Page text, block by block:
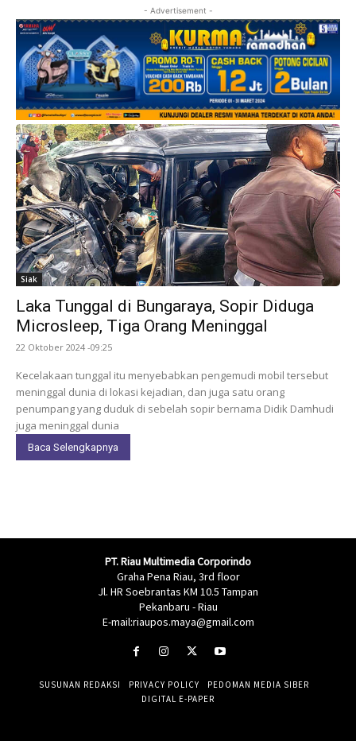
- Advertisement -
Siak
Laka Tunggal di Bungaraya, Sopir Diduga
Microsleep, Tiga Orang Meninggal
22 Oktober 2024 -09:25
Kecelakaan tunggal itu menyebabkan pengemudi mobil tersebut
meninggal dunia di lokasi kejadian, dan juga satu orang
penumpang yang duduk di sebelah sopir bernama Didik Damhudi
juga meninggal dunia
Baca Selengkapnya
PT. Riau Multimedia Corporindo
Graha Pena Riau, 3rd floor
Jl. HR Soebrantas KM 10.5 Tampan
Pekanbaru - Riau
E-mail:riaupos.maya@gmail.com
SUSUNAN REDAKSI PRIVACY POLICY
PEDOMAN MEDIA SIBER
DIGITAL E-PAPER